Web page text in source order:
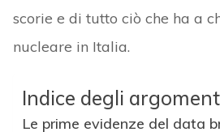
scorie e di tutto ciò che ha a
nucleare in Italia.
Indice degli
Le prime evidenze del data